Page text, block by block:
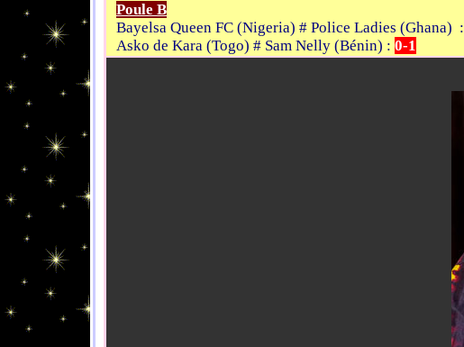
Poule B
Bayelsa Queen FC (Nigeria) # Police Ladies (Ghana) :
Asko de Kara (Togo) # Sam Nelly (Bénin) : 0-1